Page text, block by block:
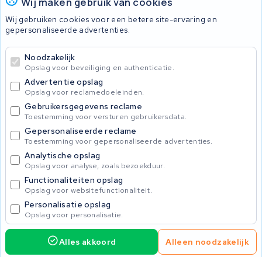
Opladers Accessoires
Wij gebruiken cookies voor een betere site-ervaring en
gepersonaliseerde advertenties.
Noodzakelijk
Opslag voor beveiliging en authenticatie.
Advertentie opslag
Opslag voor reclamedoeleinden.
Gebruikersgegevens reclame
Toestemming voor versturen gebruikersdata.
Gepersonaliseerde reclame
Toestemming voor gepersonaliseerde advertenties.
Analytische opslag
Opslag voor analyse, zoals bezoekduur.
Functionaliteiten opslag
Opslag voor websitefunctionaliteit.
Personalisatie opslag
Opslag voor personalisatie.
Alles akkoord Alleen noodzakelijk
485,00Incl. BTW Service aanvragen
Nakijken en contact opnemen
Onherstelbaar
© 2026 KWS Seuren
Algemene Voorwaarden
Privacybeleid